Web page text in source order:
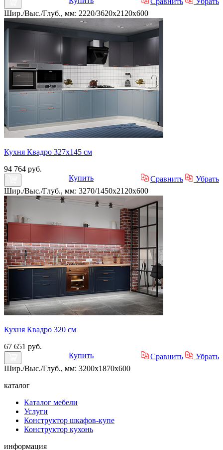
Шир./Выс./Глуб., мм: 2220/3620x2120x600
Кухня Квадро 327х145 см
94 764 руб.
Купить
Сравнить
Убрать
Шир./Выс./Глуб., мм: 3270/1450x2120x600
Кухня Квадро 320 см
67 651 руб.
Купить
Сравнить
Убрать
Шир./Выс./Глуб., мм: 3200x1870x600
каталог
Каталог мебели
Услуги
Конструктор шкафов-купе
Конструктор кухонь
информация